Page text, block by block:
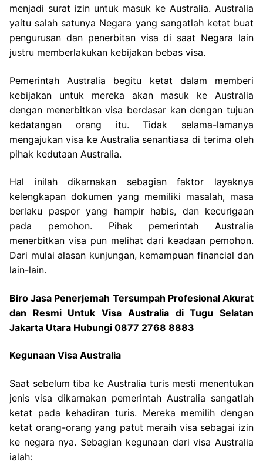
menjadi surat izin untuk masuk ke Australia. Australia
yaitu salah satunya Negara yang sangatlah ketat buat
pengurusan dan penerbitan visa di saat Negara lain
justru memberlakukan kebijakan bebas visa.
Pemerintah Australia begitu ketat dalam memberi
kebijakan untuk mereka akan masuk ke Australia
dengan menerbitkan visa berdasar kan dengan tujuan
kedatangan orang itu. Tidak selama-lamanya
mengajukan visa ke Australia senantiasa di terima oleh
pihak kedutaan Australia.
Hal inilah dikarnakan sebagian faktor layaknya
kelengkapan dokumen yang memiliki masalah, masa
berlaku paspor yang hampir habis, dan kecurigaan
pada pemohon. Pihak pemerintah Australia
menerbitkan visa pun melihat dari keadaan pemohon.
Dari mulai alasan kunjungan, kemampuan financial dan
lain-lain.
Biro Jasa Penerjemah Tersumpah Profesional Akurat
dan Resmi Untuk Visa Australia di Tugu Selatan
Jakarta Utara Hubungi 0877 2768 8883
Kegunaan Visa Australia
Saat sebelum tiba ke Australia turis mesti menentukan
jenis visa dikarnakan pemerintah Australia sangatlah
ketat pada kehadiran turis. Mereka memilih dengan
ketat orang-orang yang patut meraih visa sebagai izin
ke negara nya. Sebagian kegunaan dari visa Australia
ialah: